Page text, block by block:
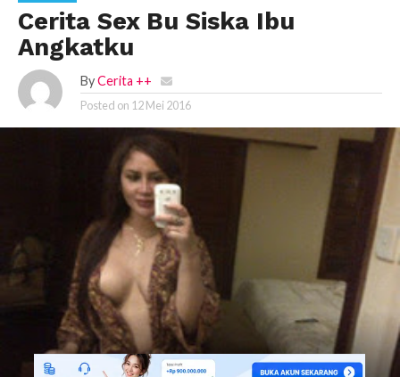
Cerita Sex Bu Siska Ibu
Angkatku
By Cerita ++
Posted on 12 Mei 2016